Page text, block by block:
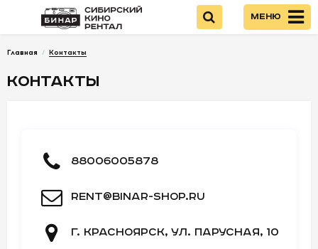
Войти
Меню
Главная / Контакты
КОНТАКТЫ
88006005878
rent@binar-shop.ru
г. Красноярск, ул. Парусная, 10